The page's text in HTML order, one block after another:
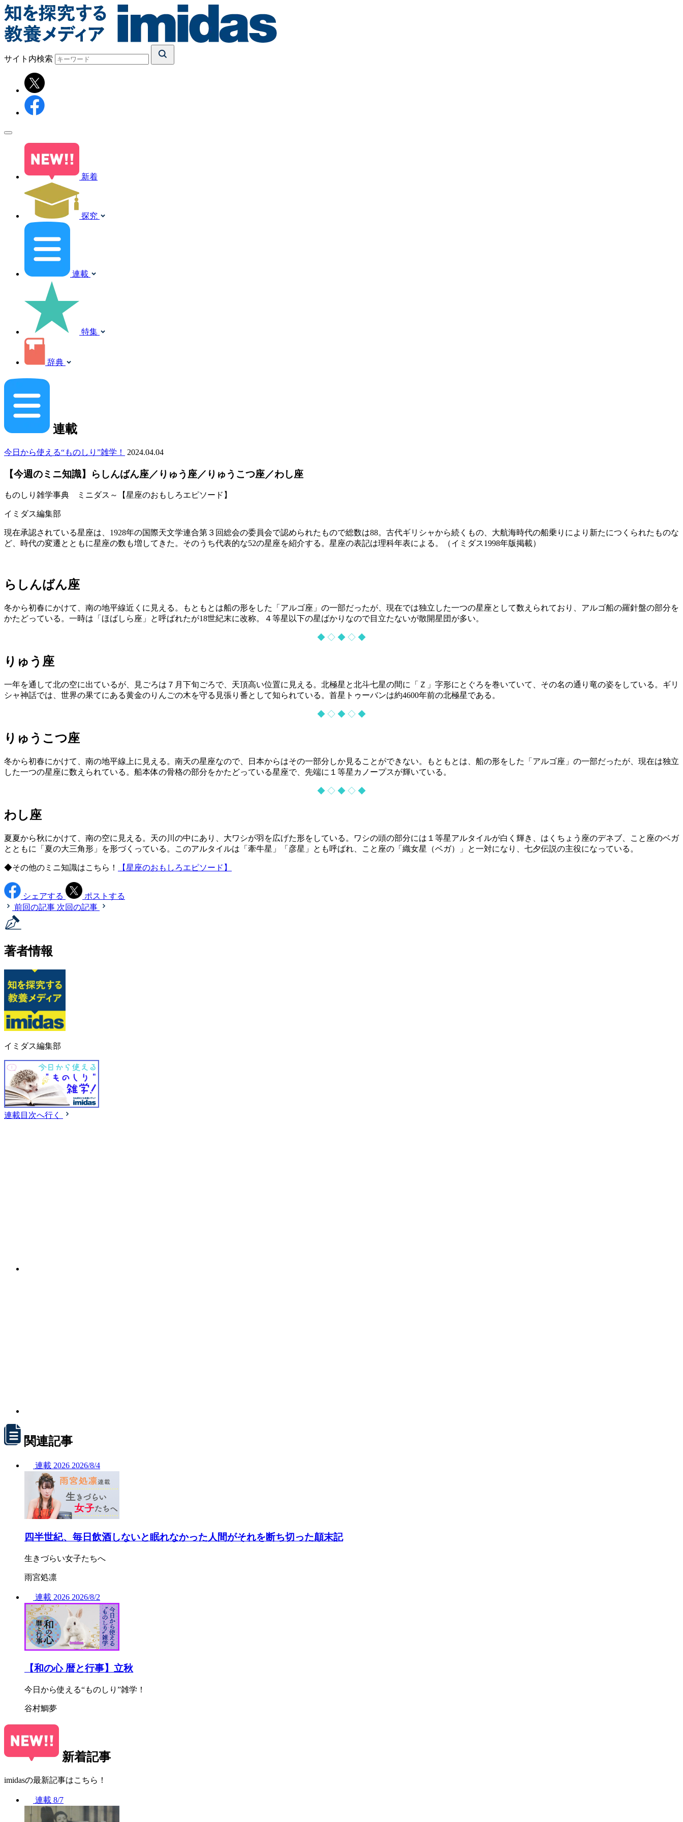
サイト内検索
新着
探究
連載
特集
辞典
連載
今日から使える“ものしり”雑学！ 2024.04.04
【今週のミニ知識】らしんばん座／りゅう座／りゅうこつ座／わし座
ものしり雑学事典 ミニダス～【星座のおもしろエピソード】
イミダス編集部
現在承認されている星座は、1928年の国際天文学連合第３回総会の委員会で認められたもので総数は88。古代ギリシャから続くもの、大航海時代の船乗りにより新たにつくられたものな
ど、時代の変遷とともに星座の数も増してきた。そのうち代表的な52の星座を紹介する。星座の表記は理科年表による。（イミダス1998年版掲載）
らしんばん座
冬から初春にかけて、南の地平線近くに見える。もともとは船の形をした「アルゴ座」の一部だったが、現在では独立した一つの星座として数えられており、アルゴ船の羅針盤の部分を
かたどっている。一時は「ほばしら座」と呼ばれたが18世紀末に改称。４等星以下の星ばかりなので目立たないが散開星団が多い。
◆ ◇ ◆ ◇ ◆
りゅう座
一年を通して北の空に出ているが、見ごろは７月下旬ごろで、天頂高い位置に見える。北極星と北斗七星の間に「Ｚ」字形にとぐろを巻いていて、その名の通り竜の姿をしている。ギリ
シャ神話では、世界の果てにある黄金のりんごの木を守る見張り番として知られている。首星トゥーバンは約4600年前の北極星である。
◆ ◇ ◆ ◇ ◆
りゅうこつ座
冬から初春にかけて、南の地平線上に見える。南天の星座なので、日本からはその一部分しか見ることができない。もともとは、船の形をした「アルゴ座」の一部だったが、現在は独立
した一つの星座に数えられている。船本体の骨格の部分をかたどっている星座で、先端に１等星カノープスが輝いている。
◆ ◇ ◆ ◇ ◆
わし座
夏夏から秋にかけて、南の空に見える。天の川の中にあり、大ワシが羽を広げた形をしている。ワシの頭の部分には１等星アルタイルが白く輝き、はくちょう座のデネブ、こと座のベガ
とともに「夏の大三角形」を形づくっている。このアルタイルは「牽牛星」「彦星」とも呼ばれ、こと座の「織女星（ベガ）」と一対になり、七夕伝説の主役になっている。
◆その他のミニ知識はこちら！ 【星座のおもしろエピソード】
シェアする
ポストする
前回の記事 次回の記事
著者情報
イミダス編集部
連載目次へ行く
関連記事
連載 2026 2026/8/4
四半世紀、毎日飲酒しないと眠れなかった人間がそれを断ち切った顛末記
生きづらい女子たちへ
雨宮処凛
連載 2026 2026/8/2
【和の心 暦と行事】立秋
今日から使える“ものしり”雑学！
谷村鯛夢
新着記事
imidasの最新記事はこちら！
連載 8/7